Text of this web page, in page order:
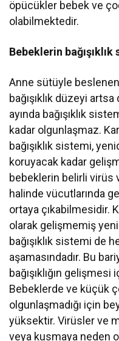
öpücükler bebek ve
olabilmektedir.
Bebeklerin
Anne sütüyle
bağışıklık düzeyi
ayında bağışıklık
kadar olgunlaşmaz.
bağışıklık sistemi,
koruyacak kadar
bebeklerin belirli virüs
halinde vücutlarında
ortaya çıkabilmesidir.
olarak gelişmemiş
bağışıklık sistemi de
aşamasındadır. Bu
bağışıklığın
Bebeklerde ve küçük
olgunlaşmadığı için
yüksektir. Virüsler ve
veya kusmaya neden